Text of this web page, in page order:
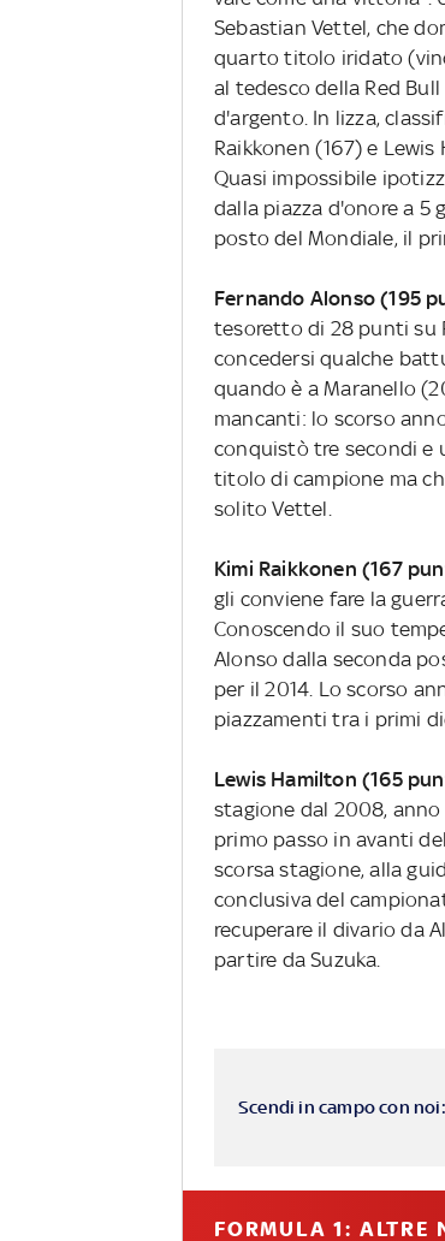
Sebastian Vettel, che
quarto titolo iridato
al tedesco della Red
d'argento. In lizza,
Raikkonen (167) e Lewis
Quasi impossibile
dalla piazza d'onore a 5
posto del Mondiale, il
Fernando Alonso (195
tesoretto di 28 punti su
concedersi qualche
quando è a Maranello
mancanti: lo scorso
conquistò tre secondi e
titolo di campione ma
solito Vettel.
Kimi Raikkonen (167
gli conviene fare la
Conoscendo il suo
Alonso dalla seconda
per il 2014. Lo scorso
piazzamenti tra i primi
Lewis Hamilton (165
stagione dal 2008,
primo passo in avanti
scorsa stagione, alla
conclusiva del
recuperare il divario da
partire da Suzuka.
Scendi in campo con
FORMULA 1: ALTRE